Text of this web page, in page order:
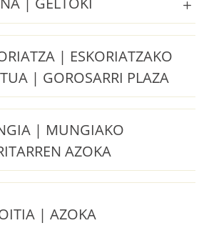
| ESKORIATZAKO
| GOROSARRI PLAZA
| MUNGIAKO
AZOKA
| AZOKA